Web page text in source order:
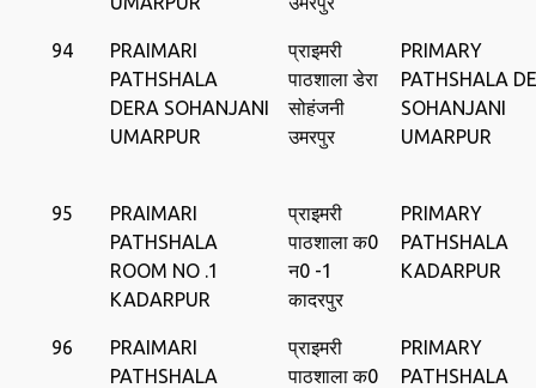
94
PRAIMARI
PATHSHALA
DERA SOHANJANI
UMARPUR
प्राइमरी
पाठशाला डेरा
सोहंजनी
उमरपुर
PRIMARY
PATHSHALA
SOHANJANI
UMARPUR
95
PRAIMARI
PATHSHALA
ROOM NO .1
KADARPUR
प्राइमरी
पाठशाला क0
न0 -1
कादरपुर
PRIMARY
PATHSHALA
KADARPUR
96
PRAIMARI
PATHSHALA
प्राइमरी
पाठशाला क0
PRIMARY
PATHSHALA